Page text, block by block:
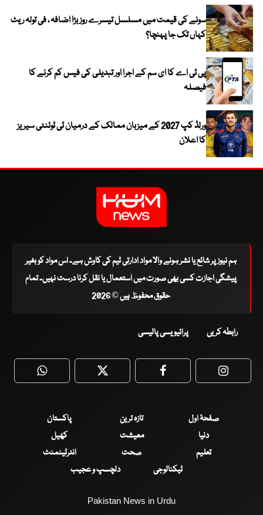
سونے کی قیمت میں مسلسل تیسرے روز بڑا اضافہ ، فی تولہ ریٹ
کہاں تک جا پہنچا؟
پی ٹی اے کا ای سم کے اجرا اور تبدیلی کی فیس کم کرنے کا
فیصلہ
ورلڈ کپ 2027 کے میزبان ممالک کے درمیان ٹی ٹوئنٹی سیریز
کا اعلان
ہم نیوز پر شائع یا نشر ہونے والا مواد ادارتی ٹیم کی کاوش ہے۔ اس مواد کو بغیر
پیشگی اجازت کسی بھی صورت میں استعمال یا نقل کرنا درست نہیں۔ تمام
حقوق محفوظ ہیں © 2026
رابطہ کریں پرائیویسی پالیسی
WhatsApp Twitter Facebook
صفحۂ اول تازہ ترین
پاکستان
دنیا
معیشت
کھیل
تعلیم
صحت
انٹرٹینمنٹ
ٹیکنالوجی
دلچسپ و عجیب
Pakistan News in Urdu